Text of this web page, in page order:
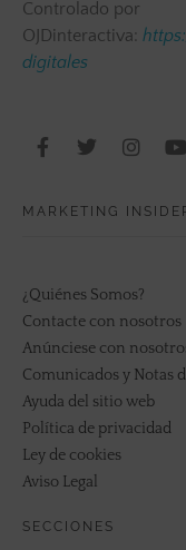
Controlado por
OJDinteractiva:
digitales
MARKETING
¿Quiénes Somos?
Contacte con nosotros
Anúnciese con
Comunicados y Notas
Ayuda del sitio web
Política de privacidad
Ley de cookies
Aviso Legal
SECCIONES